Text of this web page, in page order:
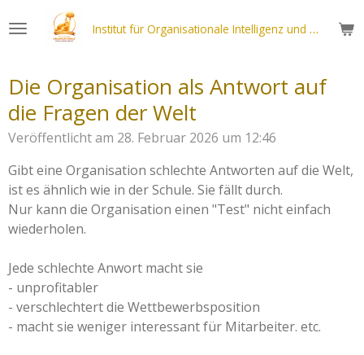
Hauptinhalt
Institut für Organisationale Intelligenz und - Reife (ICH-ENTWICKLUNG
Die Organisation als Antwort auf
die Fragen der Welt
Veröffentlicht am 28. Februar 2026 um 12:46
Gibt eine Organisation schlechte Antworten auf die Welt,
ist es ähnlich wie in der Schule. Sie fällt durch.
Nur kann die Organisation einen "Test" nicht einfach
wiederholen.
Jede schlechte Anwort macht sie
- unprofitabler
- verschlechtert die Wettbewerbsposition
- macht sie weniger interessant für Mitarbeiter. etc.